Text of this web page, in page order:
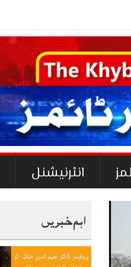
انٹرنیشنل
اہم خبریں